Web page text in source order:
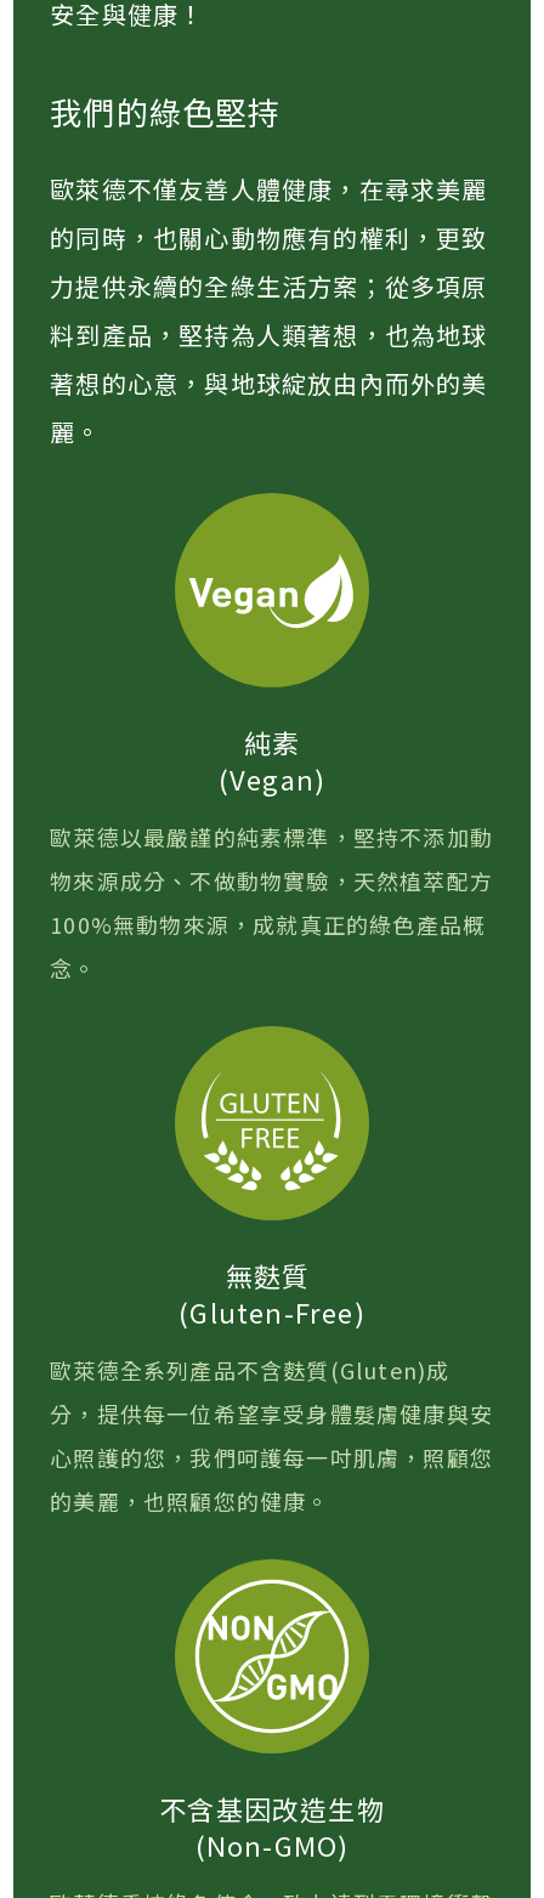
安全與健康！
我們的綠色堅持
歐萊德不僅友善人體健康，在尋求美麗
的同時，也關心動物應有的權利，更致
力提供永續的全綠生活方案；從多項原
料到產品，堅持為人類著想，也為地球
著想的心意，與地球綻放由內而外的美
麗。
純素
(Vegan)
歐萊德以最嚴謹的純素標準，堅持不添加動
物來源成分、不做動物實驗，天然植萃配方
100%無動物來源，成就真正的綠色產品概
念。
無麩質
(Gluten-Free)
歐萊德全系列產品不含麩質(Gluten)成
分，提供每一位希望享受身體髮膚健康與安
心照護的您，我們呵護每一吋肌膚，照顧您
的美麗，也照顧您的健康。
不含基因改造生物
(Non-GMO)